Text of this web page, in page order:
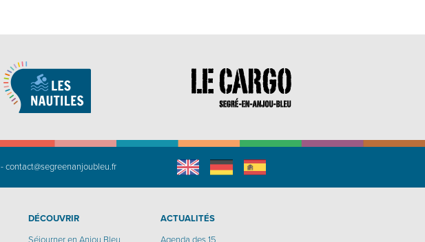
-contact@segreenanjoubleu.fr
English Allemandespagnol
DÉCOUVRIR
ACTUALITÉS